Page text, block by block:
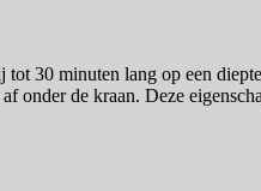
30 minuten lang op een
onder de kraan. Deze